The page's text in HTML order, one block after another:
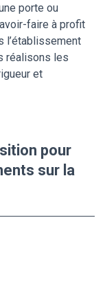
porte ou
faire à profit
l’établissement
réalisons les
et
pour
sur la